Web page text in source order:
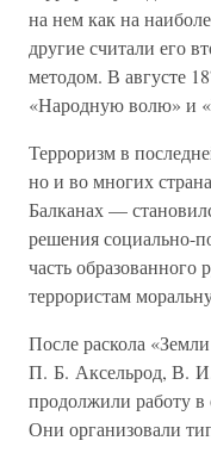
на нем как на
другие считали его
методом. В августе
«Народную волю» и
Терроризм в
но и во многих
Балканах —
решения социально-
часть образованного
террористам
После раскола
П. Б. Аксельрод, В.
продолжили работу
Они организовали